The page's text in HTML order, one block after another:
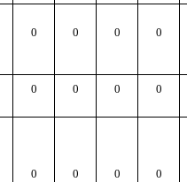
0 0 0 0
0 0 0 0
0 0 0 0